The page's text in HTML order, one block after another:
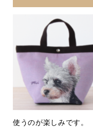
使うのが楽しみです。